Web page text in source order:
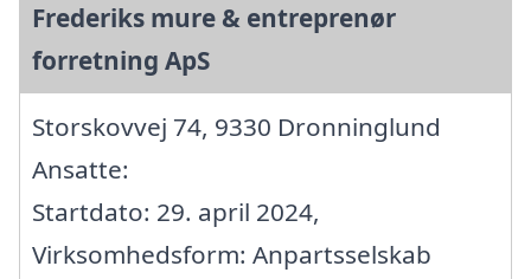
Frederiks mure & entreprenør
forretning ApS
Storskovvej 74, 9330 Dronninglund
Ansatte:
Startdato: 29. april 2024,
Virksomhedsform: Anpartsselskab